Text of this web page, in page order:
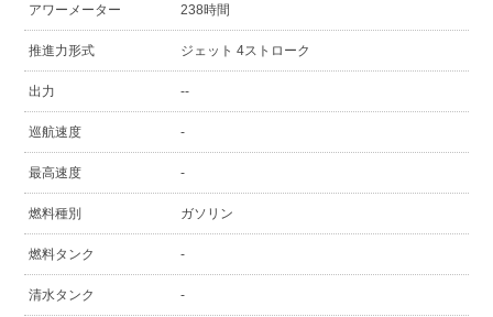
アワーメーター 238時間
推進力形式 ジェット 4ストローク
出力 --
巡航速度 -
最高速度 -
燃料種別 ガソリン
燃料タンク -
清水タンク -